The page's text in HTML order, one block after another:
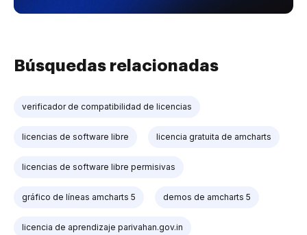
Búsquedas relacionadas
verificador de compatibilidad de licencias
licencias de software libre licencia gratuita de amcharts
licencias de software libre permisivas
gráfico de líneas amcharts 5 demos de amcharts 5
licencia de aprendizaje parivahan.gov.in